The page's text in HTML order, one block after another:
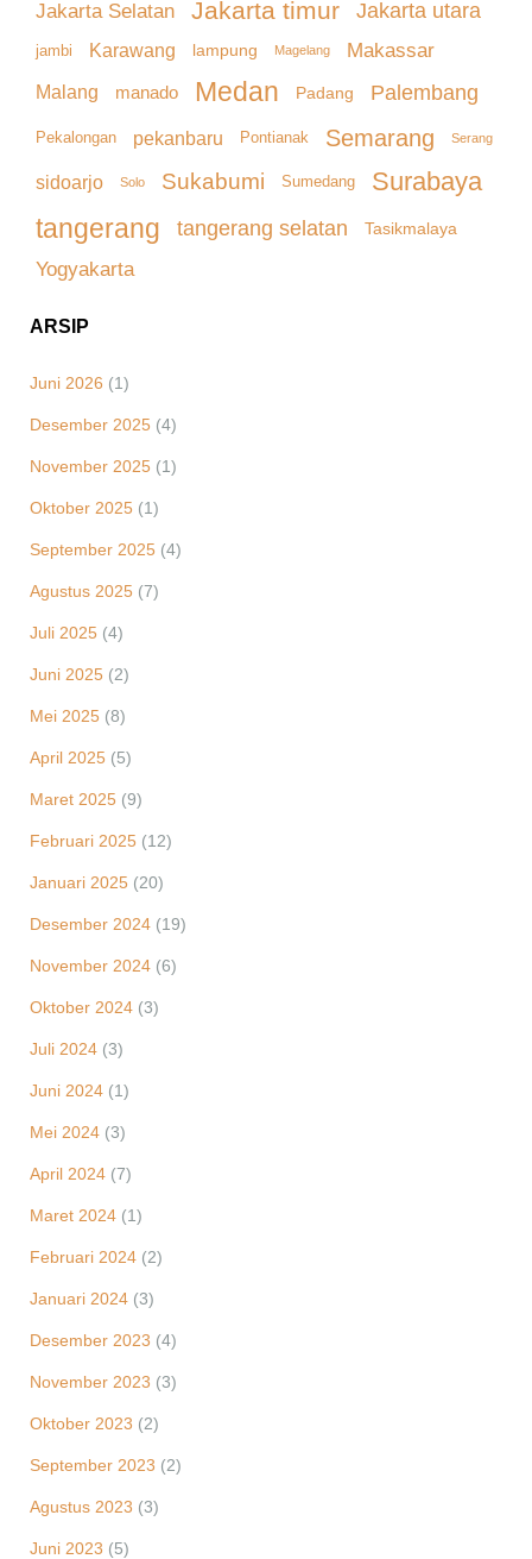
Jakarta Selatan Jakarta timur Jakarta utara
jambi Karawang lampung Magelang Makassar
Malang manado Medan Padang Palembang
Pekalongan pekanbaru Pontianak Semarang Serang
sidoarjo Solo Sukabumi Sumedang Surabaya
tangerang tangerang selatan Tasikmalaya
Yogyakarta
ARSIP
Juni 2026 (1)
Desember 2025 (4)
November 2025 (1)
Oktober 2025 (1)
September 2025 (4)
Agustus 2025 (7)
Juli 2025 (4)
Juni 2025 (2)
Mei 2025 (8)
April 2025 (5)
Maret 2025 (9)
Februari 2025 (12)
Januari 2025 (20)
Desember 2024 (19)
November 2024 (6)
Oktober 2024 (3)
Juli 2024 (3)
Juni 2024 (1)
Mei 2024 (3)
April 2024 (7)
Maret 2024 (1)
Februari 2024 (2)
Januari 2024 (3)
Desember 2023 (4)
November 2023 (3)
Oktober 2023 (2)
September 2023 (2)
Agustus 2023 (3)
Juni 2023 (5)